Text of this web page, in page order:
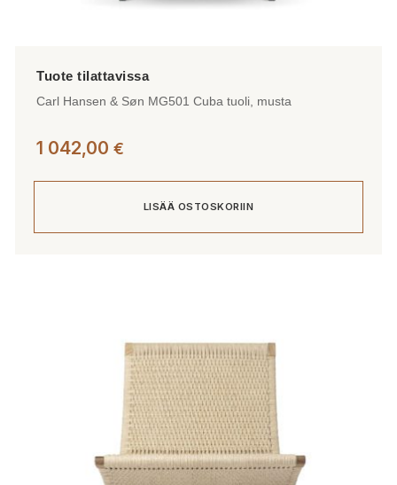
Carl Hansen & Søn MG501 Cuba tuoli, musta
1 042,00 €
LISÄÄ OSTOSKORIIN